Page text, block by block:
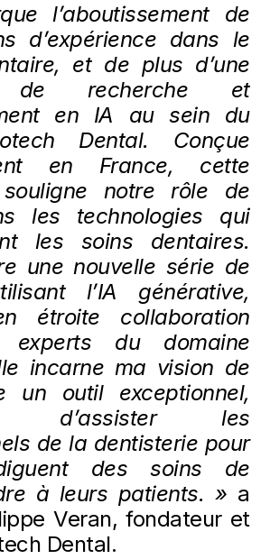
l’aboutissement de
d’expérience dans le
et de plus d’une
de recherche et
en IA au sein du
Dental. Conçue
en France, cette
notre rôle de
les technologies qui
les soins dentaires.
une nouvelle série de
l’IA générative,
étroite collaboration
du domaine
incarne ma vision de
un outil exceptionnel,
d’assister les
de la dentisterie pour
des soins de
à leurs patients. » a
Veran, fondateur et
Dental.